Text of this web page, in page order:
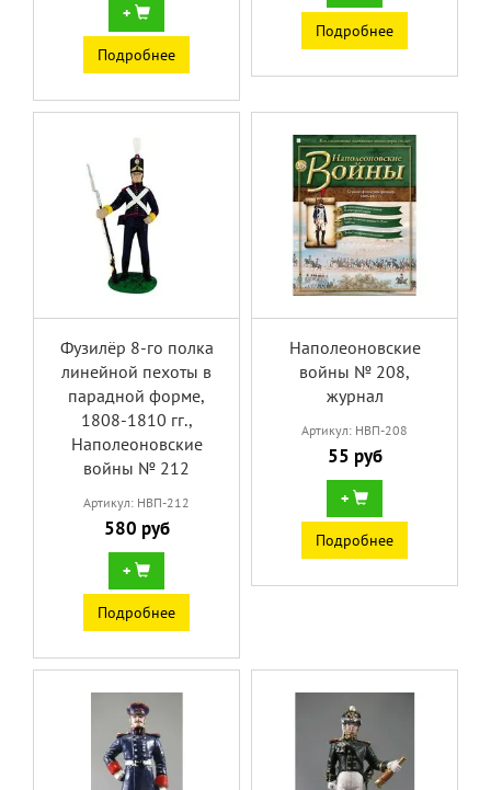
+
Подробнее
Подробнее
Фузилёр 8-го полка
линейной пехоты в
парадной форме,
1808-1810 гг.,
Наполеоновские
войны № 212
Артикул: НВП-212
580 руб
+
Подробнее
Наполеоновские
войны № 208,
журнал
Артикул: НВП-208
55 руб
+
Подробнее